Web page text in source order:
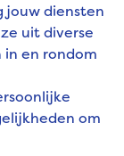
jouw diensten
uit diverse
en rondom
om